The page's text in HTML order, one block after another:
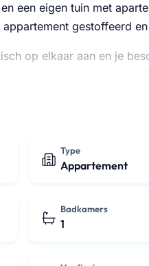
een eigen tuin met
gestoffeerd
op elkaar aan en je
Type
Appartement
Badkamers
1